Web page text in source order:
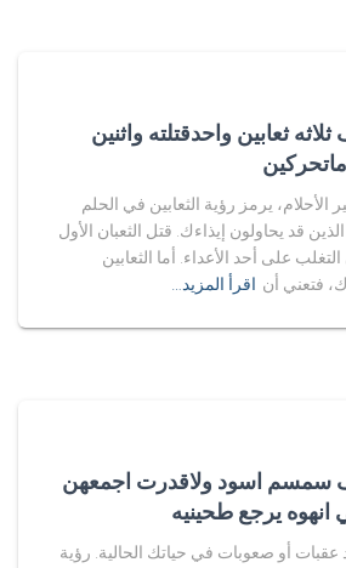
ثعابين واحدقتلته واثنين
يرمز رؤية الثعابين في الحلم
قد يحاولون إيذاءك. قتل الثعبان الأول
على أحد الأعداء. أما الثعابين
فتعني أن اقرأ المزيد…
سمسم اسود ولاقدرت اجمعهن
انهوه يرجع طحينيه
عقبات أو صعوبات في حياتك الحالية. رؤية